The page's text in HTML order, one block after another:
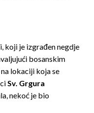
koji je izgrađen negdje
bosanskim
lokaciji koja se
Sv. Grgura
nekoć je bio